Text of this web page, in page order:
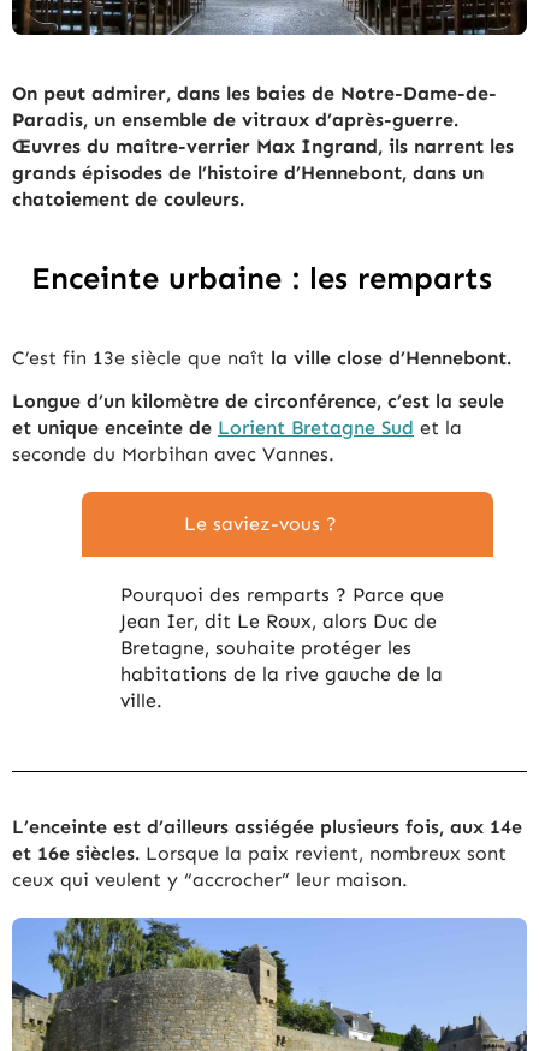
On peut admirer, dans les baies de Notre-Dame-de-
Paradis, un ensemble de vitraux d’après-guerre.
Œuvres du maître-verrier Max Ingrand, ils narrent les
grands épisodes de l’histoire d’Hennebont, dans un
chatoiement de couleurs.
Enceinte urbaine : les remparts
C’est fin 13e siècle que naît la ville close d’Hennebont.
Longue d’un kilomètre de circonférence, c’est la seule
et unique enceinte de Lorient Bretagne Sud et la
seconde du Morbihan avec Vannes.
Le saviez-vous ?
Pourquoi des remparts ? Parce que
Jean Ier, dit Le Roux, alors Duc de
Bretagne, souhaite protéger les
habitations de la rive gauche de la
ville.
L’enceinte est d’ailleurs assiégée plusieurs fois, aux 14e
et 16e siècles. Lorsque la paix revient, nombreux sont
ceux qui veulent y “accrocher” leur maison.